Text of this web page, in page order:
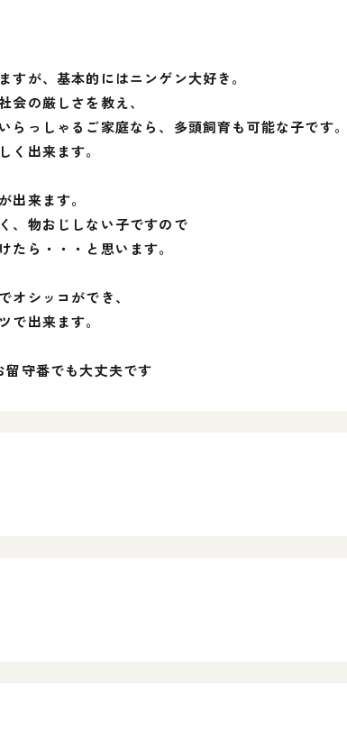
が、基本的にはニンゲン大好き。
会の厳しさを教え、
らっしゃるご家庭なら、多頭飼育も可能な子です。
く出来ます。
出来ます。
、物おじしない子ですので
たら・・・と思います。
オシッコができ、
で出来ます。
守番でも大丈夫です